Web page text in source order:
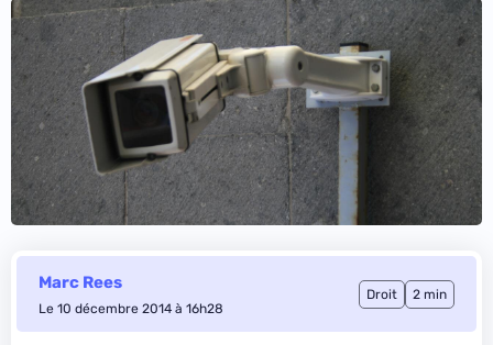
Marc Rees
Le 10 décembre 2014 à 16h28
Droit 2 min